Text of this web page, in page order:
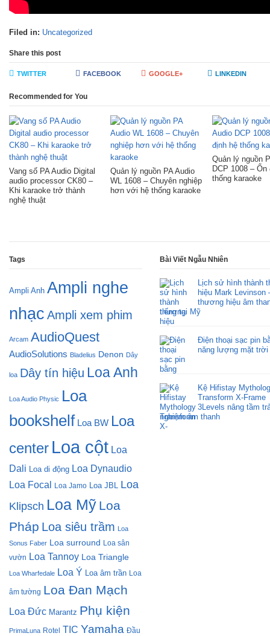
Filed in: Uncategorized
Share this post
TWITTER FACEBOOK GOOGLE+ LINKEDIN
Recommended for You
Vang số PA Audio Digital
audio processor CK80 –
Khi karaoke trở thành
nghệ thuật
Quản lý nguồn PA Audio
WL 1608 – Chuyên nghiệp
hơn với hệ thống karaoke
Quản lý nguồn
DCP 1008 – Ổn
thống karaoke
Tags
Ampli Anh Ampli nghe
nhạc Ampli xem phim
Arcam AudioQuest
AudioSolutions Bladelius Denon Dây
loa Dây tín hiệu Loa Anh
Loa Audio Physic Loa
bookshelf Loa BW Loa
center Loa cột Loa
Dali Loa di động Loa Dynaudio
Loa Focal
Loa Jamo Loa JBL Loa
Klipsch Loa Mỹ Loa
Pháp Loa siêu trầm Loa
Sonus Faber Loa surround Loa sân
vườn Loa Tannoy Loa Triangle
Loa Wharfedale Loa Ý Loa âm trần Loa
âm tường Loa Đan Mạch
Loa Đức Marantz Phụ kiện
PrimaLuna Rotel TIC Yamaha Đầu
Bài Viết Ngẫu Nhiên
Lịch sử hình thành
hiệu Mark Levinson
thương hiệu âm
tiếng tại Mỹ
Điện thoại sạc pin
năng lượng mặt trời
Kệ Hifistay
Transform X-Frame
3Levels nâng tầm
nghiệm âm thanh